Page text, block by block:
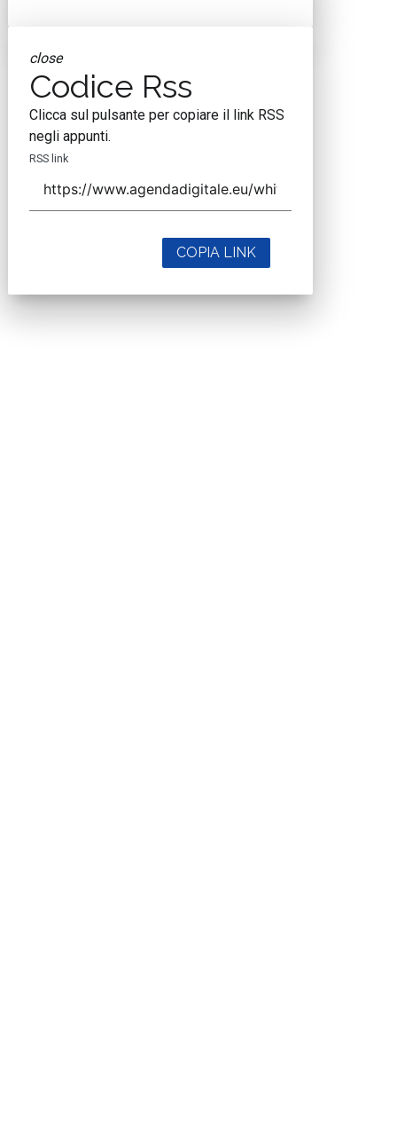
close
Codice Rss
Clicca sul pulsante per copiare il link RSS
negli appunti.
RSS link
COPIA LINK